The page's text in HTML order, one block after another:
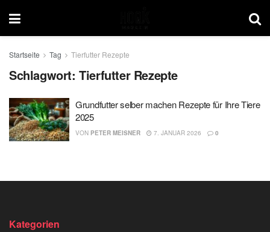
Startseite Tag Tierfutter Rezepte
Schlagwort:Tierfutter Rezepte
Grundfutter selber machen Rezepte für Ihre Tiere
2025
VON PETER MEISNER 7. JANUAR 2026 0
Kategorien